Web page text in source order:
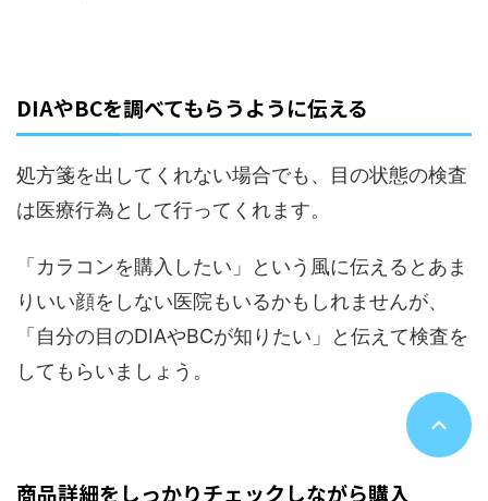
DIAやBCを調べてもらうように伝える
処方箋を出してくれない場合でも、目の状態の検査
は医療行為として行ってくれます。
「カラコンを購入したい」という風に伝えるとあま
りいい顔をしない医院もいるかもしれませんが、
「自分の目のDIAやBCが知りたい」と伝えて検査を
してもらいましょう。
商品詳細をしっかりチェックしながら購入